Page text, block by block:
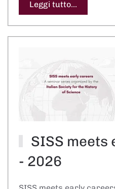
Leggi tutto...
SISS
- 2026